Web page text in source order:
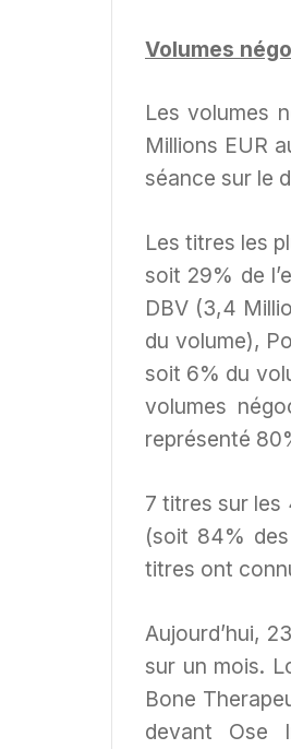
Volumes
Les volumes
Millions EUR
séance sur le
Les titres les
soit 29% de
DBV (3,4
du volume),
soit 6% du
volumes
représenté
7 titres sur les
(soit 84%
titres ont
Aujourd’hui,
sur un mois.
Bone
devant Ose